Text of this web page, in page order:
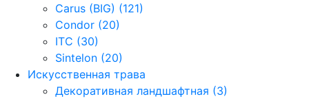
Carus (BIG) (121)
Condor (20)
ITC (30)
Sintelon (20)
Искусственная трава
Декоративная ландшафтная (3)